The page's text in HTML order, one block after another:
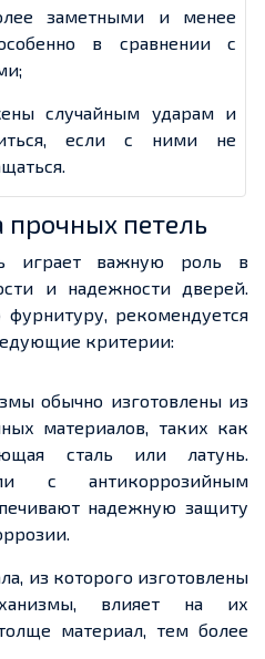
заметными и менее
в сравнении с
случайным ударам и
если с ними не
петель
играет важную роль в
и надежности дверей.
рекомендуется
критерии:
обычно изготовлены из
материалов, таких как
сталь или латунь.
с антикоррозийным
надежную защиту
из которого изготовлены
влияет на их
материал, тем более